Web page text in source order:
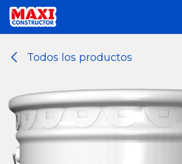
Ir al contenido
Todos los productos